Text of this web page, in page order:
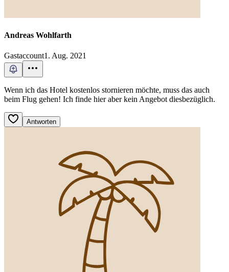
Andreas Wohlfarth
Gastaccount1. Aug. 2021
Wenn ich das Hotel kostenlos stornieren möchte, muss das auch
beim Flug gehen! Ich finde hier aber kein Angebot diesbezüglich.
Antworten